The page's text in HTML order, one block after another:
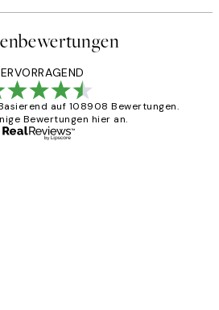
auf 108908 Bewertungen.
Bewertungen hier an.